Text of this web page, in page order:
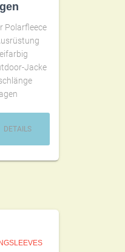
Polarfleece
Jacke
DETAILS